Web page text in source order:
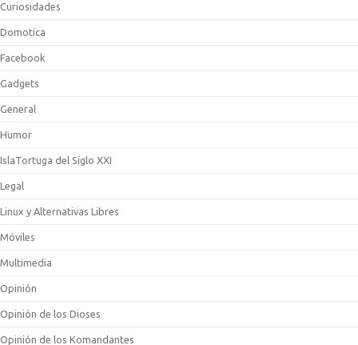
Curiosidades
Domotica
Facebook
Gadgets
General
Humor
IslaTortuga del Siglo XXI
Legal
Linux y Alternativas Libres
Móviles
Multimedia
Opinión
Opinión de los Dioses
Opinión de los Komandantes